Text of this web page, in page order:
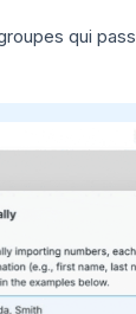
qui